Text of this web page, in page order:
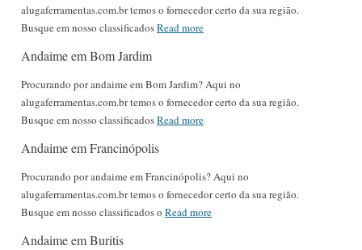
alugaferramentas.com.br temos o fornecedor certo da sua região.
Busque em nosso classificadosRead more
Andaime em Bom Jardim
Procurando por andaime em Bom Jardim? Aqui no
alugaferramentas.com.br temos o fornecedor certo da sua região.
Busque em nosso classificadosRead more
Andaime em Francinópolis
Procurando por andaime em Francinópolis? Aqui no
alugaferramentas.com.br temos o fornecedor certo da sua região.
Busque em nosso classificados o Read more
Andaime em Buritis